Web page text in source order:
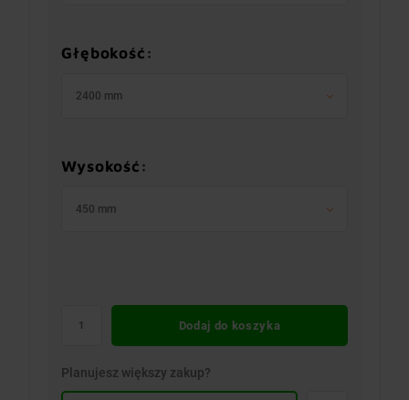
Głębokość:
2400 mm
Wysokość:
450 mm
Dodaj do koszyka
Planujesz większy zakup?